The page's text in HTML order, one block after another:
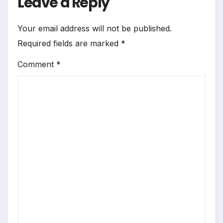
Your email address will not be published.
Required fields are marked *
Comment *